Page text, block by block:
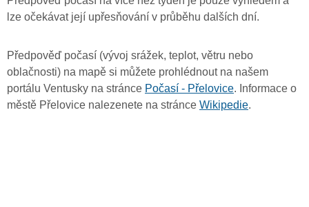
lze očekávat její upřesňování v průběhu dalších dní.
Předpověď počasí (vývoj srážek, teplot, větru nebo
oblačnosti) na mapě si můžete prohlédnout na našem
portálu Ventusky na stránce Počasí - Přelovice. Informace o
městě Přelovice nalezenete na stránce Wikipedie.